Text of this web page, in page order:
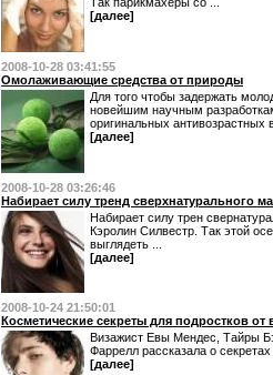
[далее]
2008-10-28 03:41:55
Омолаживающие средства от природы
Для того чтобы задержать
новейшим научным
оригинальных антивозрастных
[далее]
2008-10-28 03:26:46
Набирает силу тренд сверхнатурального
Набирает силу трен
Кэролин Силвестр. Так этой
выглядеть ...
[далее]
2008-10-24 21:50:01
Косметические секреты для подростков
Визажист Евы Мендес, Тайры
Фаррелл рассказала о
[далее]